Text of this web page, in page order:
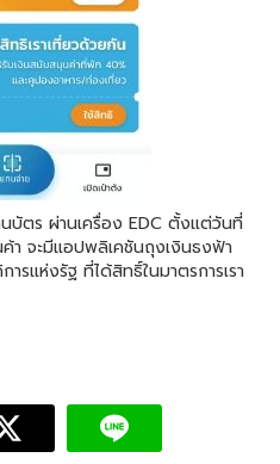
นบัตร ผ่านเครื่อง EDC ตั้งแต่วันที่
า จะมีแอปพลิเคชันถุงเงินธงฟ้า
รแห่งรัฐ ที่ได้สิทธิ์ในมาตรการเรา